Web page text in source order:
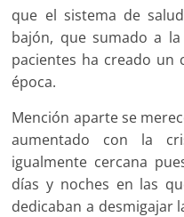
que el sistema de
bajón, que sumado a
pacientes ha creado
época.
Mención aparte se
aumentado con la
igualmente cercana
días y noches en las
dedicaban a desmigajar